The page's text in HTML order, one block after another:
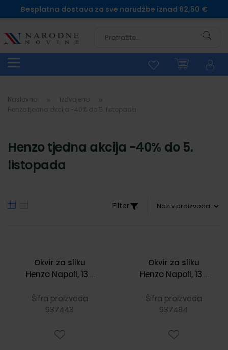
Besplatna dostava za sve narudžbe iznad 62,50 €
Naslovna
Izdvojeno
Henzo tjedna akcija -40% do 5.
listopada
Filter
Okvir za sliku
Henzo Napoli, 13 x
Šifra proizvoda
937443
Okvir za sliku
Henzo Napoli, 13 x
Šifra proizvoda
937484